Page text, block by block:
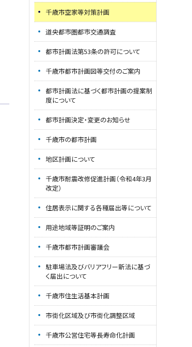
千歳市空家等対策計画
道央都市圏都市交通調査
都市計画法第53条の許可について
千歳市都市計画図等交付のご案内
都市計画法に基づく都市計画の提案制
度について
都市計画決定・変更のお知らせ
千歳市の都市計画
地区計画について
千歳市耐震改修促進計画（令和4年3月
改定）
住居表示に関する各種届出等について
用途地域等証明のご案内
千歳市都市計画審議会
駐車場法及びバリアフリー新法に基づ
く届出について
千歳市住生活基本計画
市街化区域及び市街化調整区域
千歳市公営住宅等長寿命化計画